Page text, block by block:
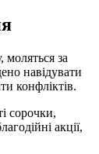
моляться за
навідувати
конфліктів.
сорочки,
акції,